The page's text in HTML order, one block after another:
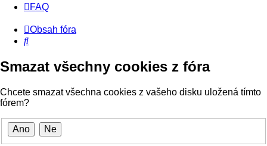
FAQ
Obsah fóra
Hledat
Smazat všechny cookies z fóra
Chcete smazat všechna cookies z vašeho disku uložená tímto
fórem?